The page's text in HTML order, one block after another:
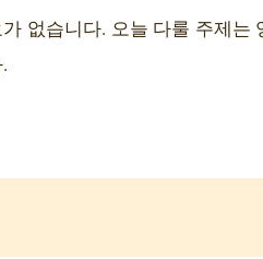
없습니다. 오늘 다룰 주제